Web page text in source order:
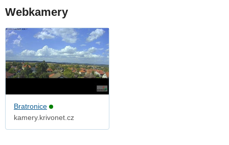
Webkamery
Bratronice
kamery.krivonet.cz